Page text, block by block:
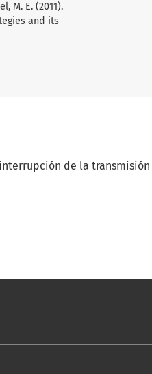
M. E. (2011).
and its
de la